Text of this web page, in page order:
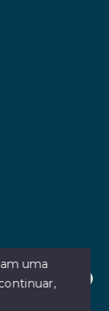
Todos os
te ajudar.
uma